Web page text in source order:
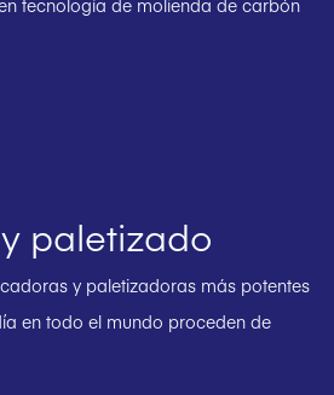
tecnología de molienda de carbón
paletizado
y paletizadoras más potentes
en todo el mundo proceden de